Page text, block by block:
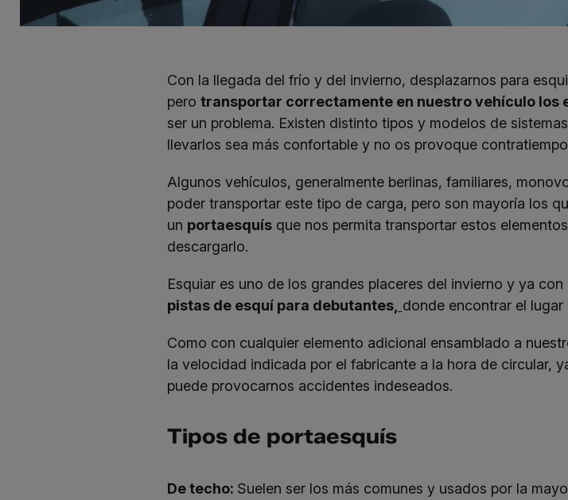
Con la llegada del frío y del invierno, desplazarnos para
pero transportar correctamente en nuestro vehículo los
ser un problema. Existen distinto tipos y modelos de
llevarlos sea más confortable y no os provoque
Algunos vehículos, generalmente berlinas, familiares,
poder transportar este tipo de carga, pero son mayoría los
un portaesquísque nos permita transportar estos
descargarlo.
Esquiar es uno de los grandes placeres del invierno y ya
pistas de esquí para debutantes, donde encontrar el
Como con cualquier elemento adicional ensamblado a
la velocidad indicada por el fabricante a la hora de circular,
puede provocarnos accidentes indeseados.
Tipos de portaesquís
De techo: Suelen ser los más comunes y usados por la